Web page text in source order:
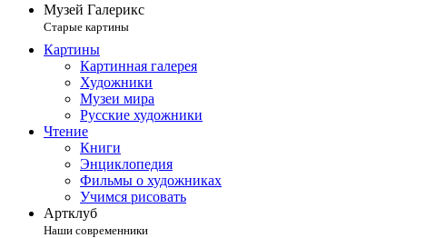
Музей Галерикс
Старые картины
Картины
Картинная галерея
Художники
Музеи мира
Русские художники
Чтение
Книги
Энциклопедия
Фильмы о художниках
Учимся рисовать
Артклуб
Наши современники